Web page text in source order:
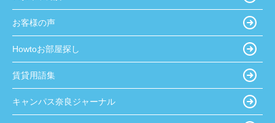
お客様の声
Howtoお部屋探し
賃貸用語集
キャンパス奈良ジャーナル